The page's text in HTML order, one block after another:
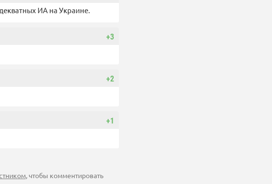
ИА на Украине.
+3
+2
+1
, чтобы комментировать